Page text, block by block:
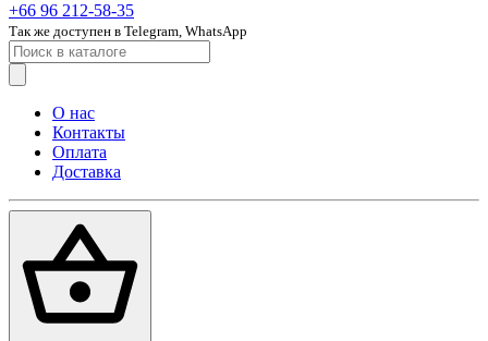
+66 96 212-58-35
Так же доступен в Telegram, WhatsApp
О нас
Контакты
Оплата
Доставка